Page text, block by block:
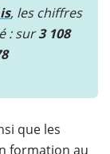
, les chiffres
: sur3 108
que les
formation au